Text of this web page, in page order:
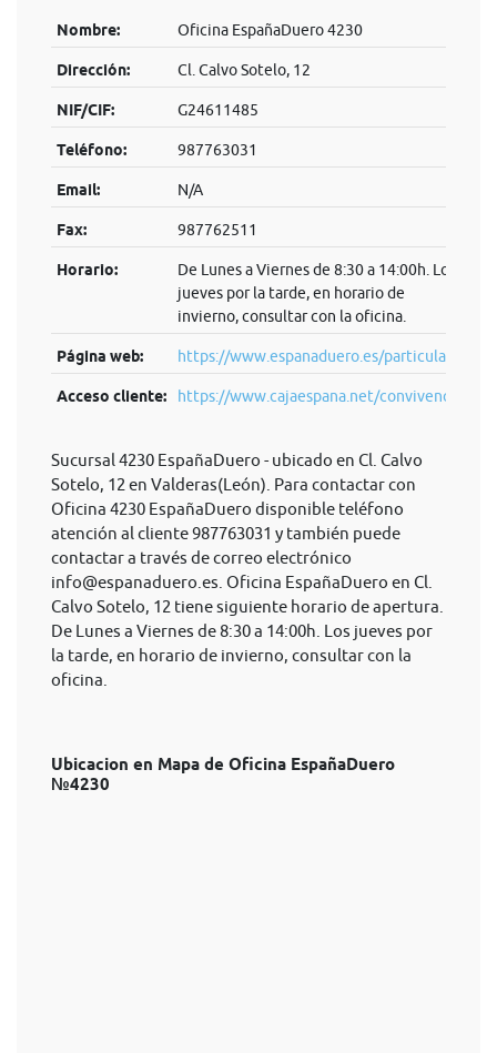
Nombre: Oficina EspañaDuero 4230
Dirección: Cl. Calvo Sotelo, 12
NIF/CIF: G24611485
Teléfono: 987763031
Email: N/A
Fax: 987762511
Horario:
De Lunes a Viernes de 8:30 a 14:00h. Los
jueves por la tarde, en horario de
invierno, consultar con la oficina.
Página web: https://www.espanaduero.es/particulares
Acceso cliente: https://www.cajaespana.net/convivenci...
Sucursal 4230 EspañaDuero - ubicado en Cl. Calvo
Sotelo, 12 en Valderas(León). Para contactar con
Oficina 4230 EspañaDuero disponible teléfono
atención al cliente 987763031 y también puede
contactar a través de correo electrónico
info@espanaduero.es . Oficina EspañaDuero en Cl.
Calvo Sotelo, 12 tiene siguiente horario de apertura.
De Lunes a Viernes de 8:30 a 14:00h. Los jueves por
la tarde, en horario de invierno, consultar con la
oficina.
Ubicacion en Mapa de Oficina EspañaDuero
№4230